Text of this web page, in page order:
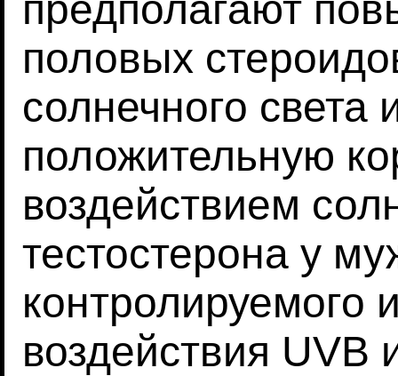
половых
солнечного света
положительную
воздействием
тестостерона у
контролируемого
воздействия UVB